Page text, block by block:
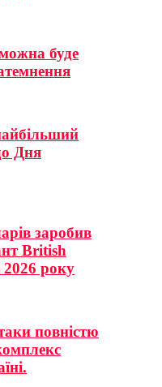
буде
Дня
заробив
British
2026 року
повністю